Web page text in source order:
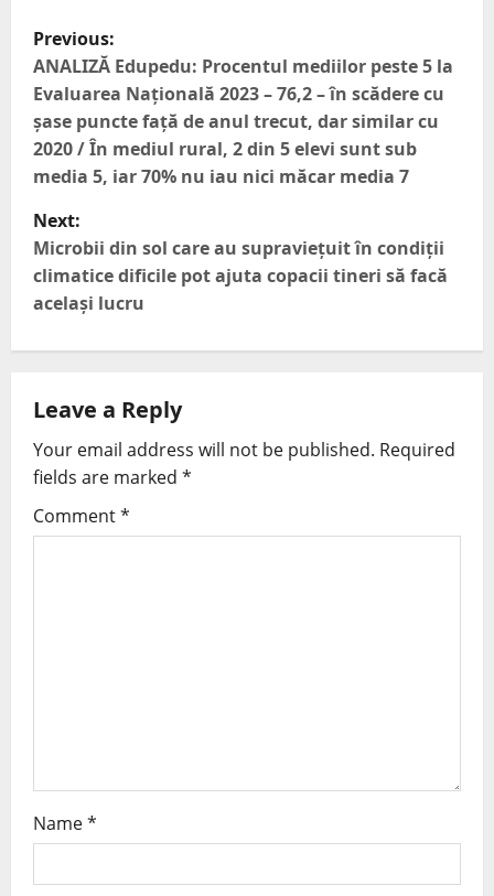
Previous:
ANALIZĂ Edupedu: Procentul mediilor peste 5 la
Evaluarea Națională 2023 – 76,2 – în scădere cu
șase puncte față de anul trecut, dar similar cu
2020 / În mediul rural, 2 din 5 elevi sunt sub
media 5, iar 70% nu iau nici măcar media 7
Next:
Microbii din sol care au supraviețuit în condiții
climatice dificile pot ajuta copacii tineri să facă
același lucru
Leave a Reply
Your email address will not be published. Required
fields are marked *
Comment*
Name*